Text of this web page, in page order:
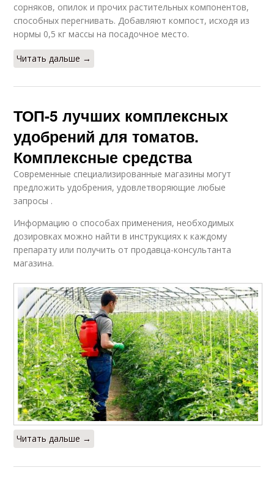
сорняков, опилок и прочих растительных компонентов,
способных перегнивать. Добавляют компост, исходя из
нормы 0,5 кг массы на посадочное место.
Читать дальше →
ТОП-5 лучших комплексных
удобрений для томатов.
Комплексные средства
Современные специализированные магазины могут
предложить удобрения, удовлетворяющие любые
запросы .
Информацию о способах применения, необходимых
дозировках можно найти в инструкциях к каждому
препарату или получить от продавца-консультанта
магазина.
Читать дальше →